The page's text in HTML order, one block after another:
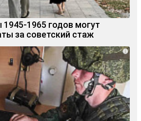
1965 годов могут
за советский стаж
i